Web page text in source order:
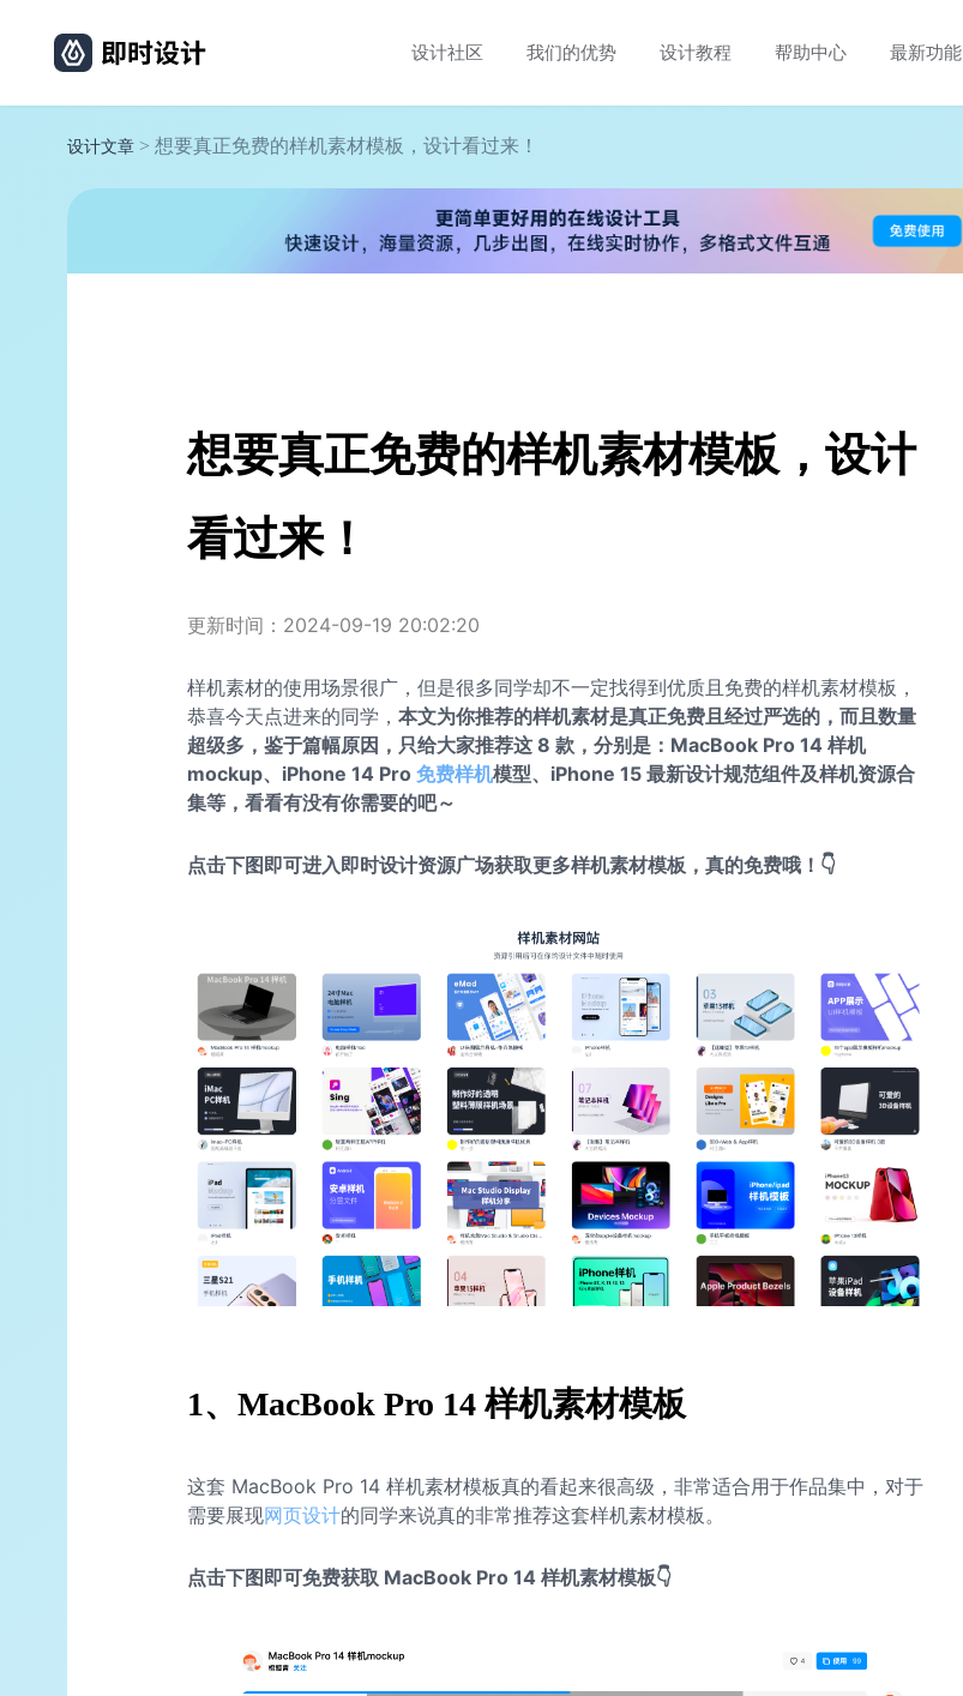
设计社区 我们的优势 设计教程 帮助中心 最新功能
设计文章 > 想要真正免费的样机素材模板，设计看过来！
想要真正免费的样机素材模板，设计
看过来！
更新时间：2024-09-19 20:02:20
样机素材的使用场景很广，但是很多同学却不一定找得到优质且免费的样机素材模板，
恭喜今天点进来的同学， 本文为你推荐的样机素材是真正免费且经过严选的，而且数量
超级多，鉴于篇幅原因，只给大家推荐这 8 款，分别是：MacBook Pro 14 样机
mockup、iPhone 14 Pro 免费样机模型、iPhone 15 最新设计规范组件及样机资源合
集等，看看有没有你需要的吧～
点击下图即可进入即时设计资源广场获取更多样机素材模板，真的免费哦！👇
1、MacBook Pro 14 样机素材模板
这套 MacBook Pro 14 样机素材模板真的看起来很高级，非常适合用于作品集中，对于
需要展现网页设计的同学来说真的非常推荐这套样机素材模板。
点击下图即可免费获取 MacBook Pro 14 样机素材模板👇